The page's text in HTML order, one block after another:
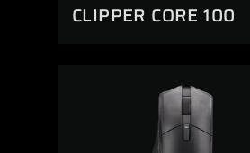
CLIPPER CORE 100